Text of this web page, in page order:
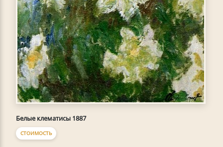
Белые клематисы 1887
СТОИМОСТЬ